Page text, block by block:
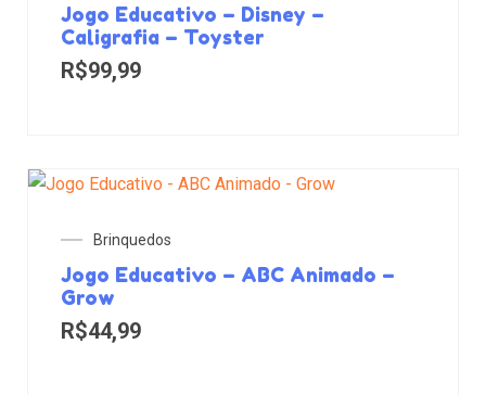
Jogo Educativo – Disney –
Caligrafia – Toyster
R$99,99
Brinquedos
Jogo Educativo – ABC Animado –
Grow
R$44,99